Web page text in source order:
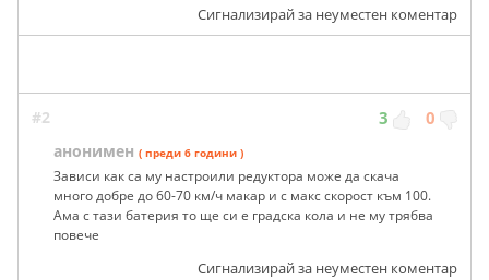
Сигнализирай за неуместен коментар
#2 3 0
анонимен ( преди 6 години )
Зависи как са му настроили редуктора може да скача
много добре до 60-70 км/ч макар и с макс скорост към 100.
Ама с тази батерия то ще си е градска кола и не му трябва
повече
Сигнализирай за неуместен коментар